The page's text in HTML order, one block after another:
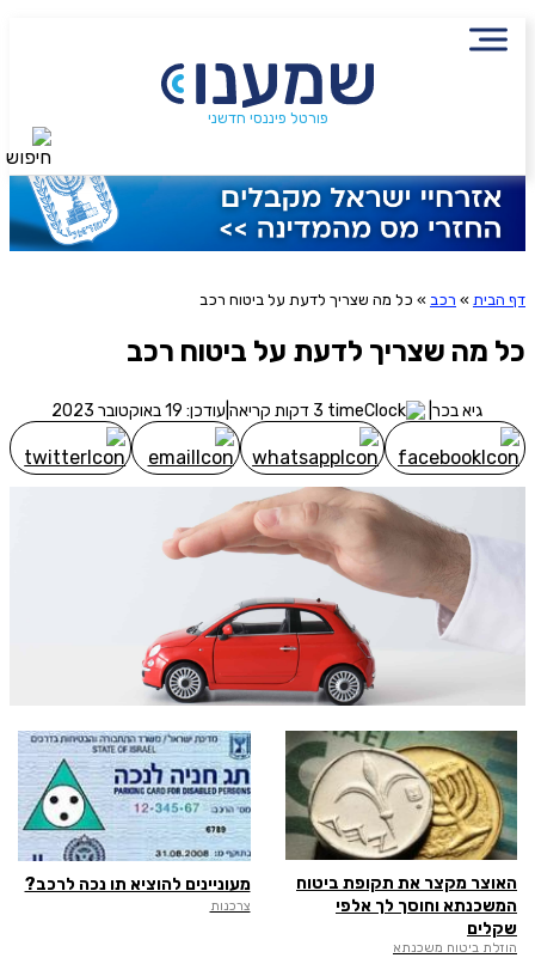
פורטל פיננסי חדשני
דף הבית » רכב » כל מה שצריך לדעת על ביטוח רכב
כל מה שצריך לדעת על ביטוח רכב
גיא בכר עודכן: 19 באוקטובר 2023
האוצר מקצר את תקופת ביטוח
המשכנתא וחוסך לך אלפי
שקלים
הוזלת ביטוח משכנתא
מעוניינים להוציא תו נכה לרכב?
צרכנות
הירשמו לניוזלטר שמענו ותיהנו
אני מסכימ/ה לקבלת תוכן, דברי פרסומת או עדכונים
מהחברה או מצדדים שלישיים הדוא"ל, מסרונים או טלפון
חיפוש